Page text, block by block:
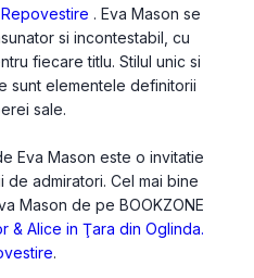
. Eva Mason se
si incontestabil, cu
fiecare titlu. Stilul unic si
sunt elementele definitorii
sale.
Eva Mason este o invitatie
de admiratori. Cel mai bine
Mason de pe BOOKZONE
& Alice in Ţara din Oglinda.
.